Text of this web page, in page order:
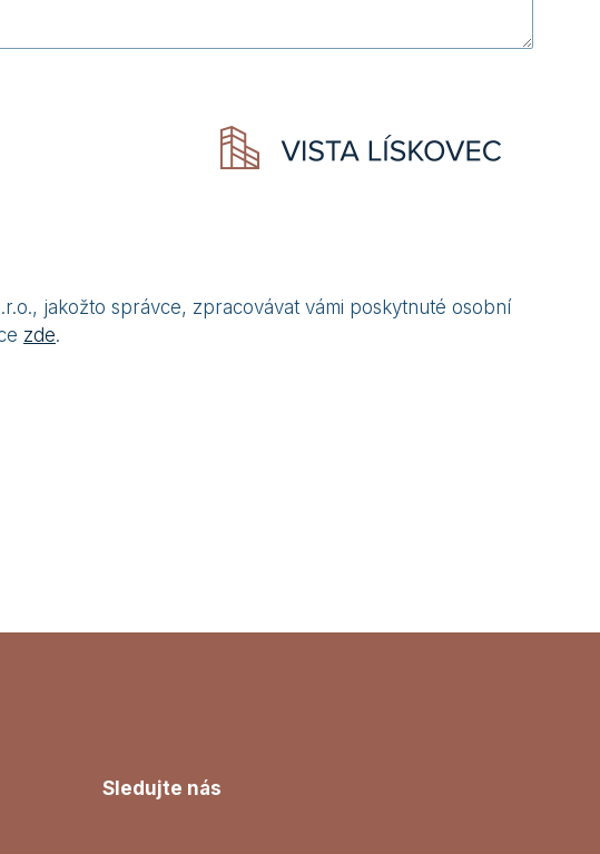
jakožto správce, zpracovávat vámi poskytnuté osobní
zde.
Sledujte nás